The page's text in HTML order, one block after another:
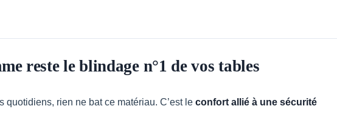
reste le blindage n°1 de vos tables
rien ne bat ce matériau. C’est le confort allié à une sécurité